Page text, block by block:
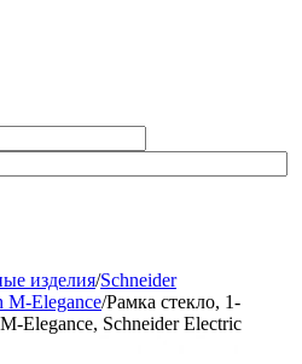
изделия/Schneider
M-Elegance/Рамка стекло, 1-
Elegance, Schneider Electric